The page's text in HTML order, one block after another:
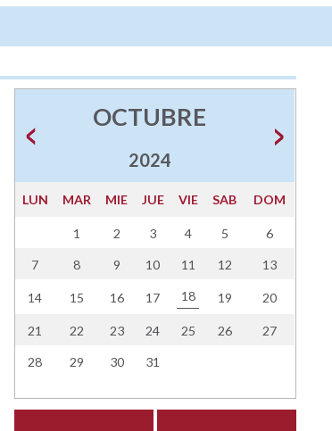
OCTUBRE
2024
LUN MAR MIE JUE VIE SAB DOM
1 2 3 4 5 6
7 8 9 10 11 12 13
14 15 16 17 18 19 20
21 22 23 24 25 26 27
28 29 30 31